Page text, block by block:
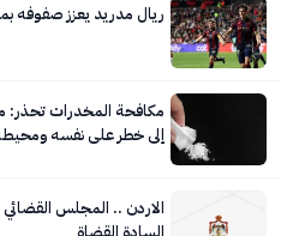
ريال مدريد يعزز صفوفه
مكافحة المخدرات تحذر:
إلى خطر على نفسه
الاردن .. المجلس القضائي